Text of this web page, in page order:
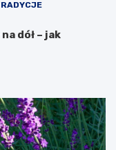
dół – jak